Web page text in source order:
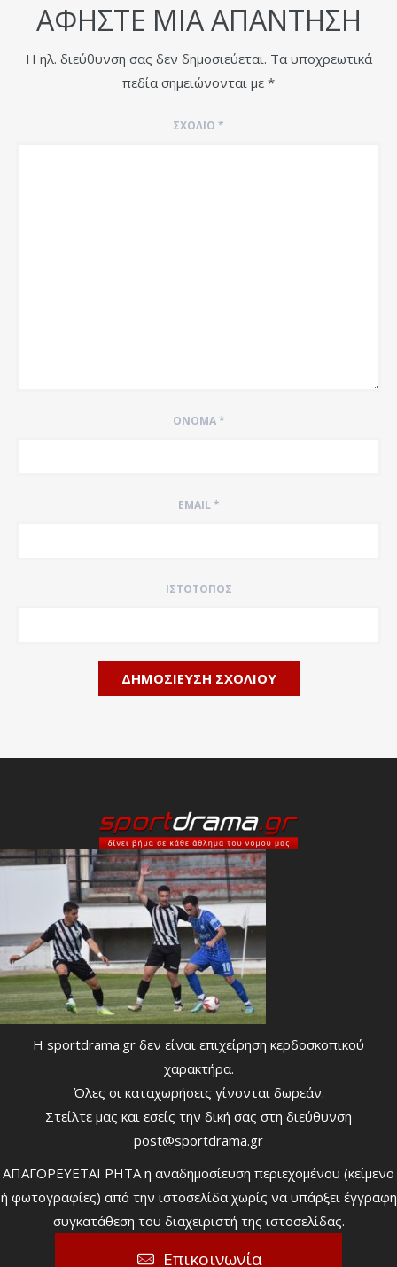
ΑΦΉΣΤΕ ΜΙΑ ΑΠΆΝΤΗΣΗ
Η ηλ. διεύθυνση σας δεν δημοσιεύεται. Τα υποχρεωτικά
πεδία σημειώνονται με *
ΣΧΌΛΙΟ *
ΌΝΟΜΑ*
EMAIL*
ΙΣΤΌΤΟΠΟΣ
Η sportdrama.gr δεν είναι επιχείρηση κερδοσκοπικού
χαρακτήρα.
Όλες οι καταχωρήσεις γίνονται δωρεάν.
Στείλτε μας και εσείς την δική σας στη διεύθυνση
post@sportdrama.gr
ΑΠΑΓΟΡΕΥΕΤΑΙ ΡΗΤΑ η αναδημοσίευση περιεχομένου (κείμενο
ή φωτογραφίες) από την ιστοσελίδα χωρίς να υπάρξει έγγραφη
συγκατάθεση του διαχειριστή της ιστοσελίδας.
Επικοινωνία